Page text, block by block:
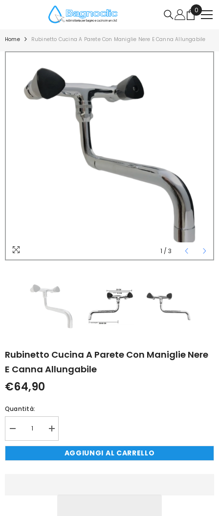
0
0
articoli
Home Rubinetto Cucina A Parete Con Maniglie Nere E Canna Allungabile
1 / 3
Rubinetto Cucina A Parete Con Maniglie Nere
E Canna Allungabile
€64,90
Quantità:
Diminuisci
quantità
per
Cucina
Aumenta
quantità
per
Rubinetto
Cucina
AGGIUNGI AL CARRELLO